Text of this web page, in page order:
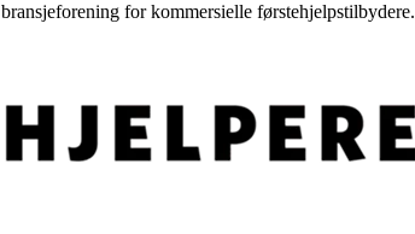
for kommersielle førstehjelpstilbydere.